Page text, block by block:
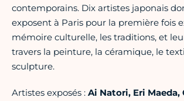
contemporains. Dix artistes japonais
exposent à Paris pour la première fois
mémoire culturelle, les traditions, et
travers la peinture, la céramique, le
sculpture.
Artistes exposés : Ai Natori, Eri